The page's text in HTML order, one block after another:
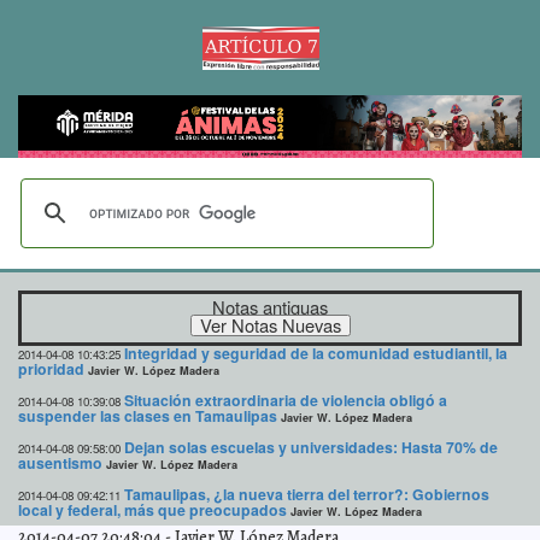
Notas antiguas
2014-04-08 10:43:25 Integridad y seguridad de la comunidad estudiantil, la
prioridad Javier W. López Madera
2014-04-08 10:39:08 Situación extraordinaria de violencia obligó a
suspender las clases en Tamaulipas Javier W. López Madera
2014-04-08 09:58:00 Dejan solas escuelas y universidades: Hasta 70% de
ausentismo Javier W. López Madera
2014-04-08 09:42:11 Tamaulipas, ¿la nueva tierra del terror?: Gobiernos
local y federal, más que preocupados Javier W. López Madera